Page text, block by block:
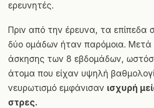
ερευνητές.
Πριν από την έρευνα, τα επίπεδα
δύο ομάδων ήταν παρόμοια.
άσκησης των 8 εβδομάδων,
άτομα που είχαν υψηλή
νευρωτισμό εμφάνισαν ισχυρή
στρες.